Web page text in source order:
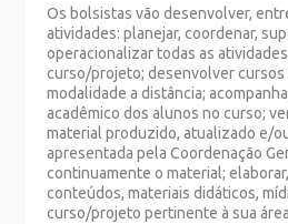
Os bolsistas vão desenvolver,
atividades: planejar, coordenar,
operacionalizar todas as
curso/projeto; desenvolver cursos
modalidade a distância;
acadêmico dos alunos no curso;
material produzido, atualizado e/
apresentada pela Coordenação
continuamente o material;
conteúdos, materiais didáticos,
curso/projeto pertinente à sua